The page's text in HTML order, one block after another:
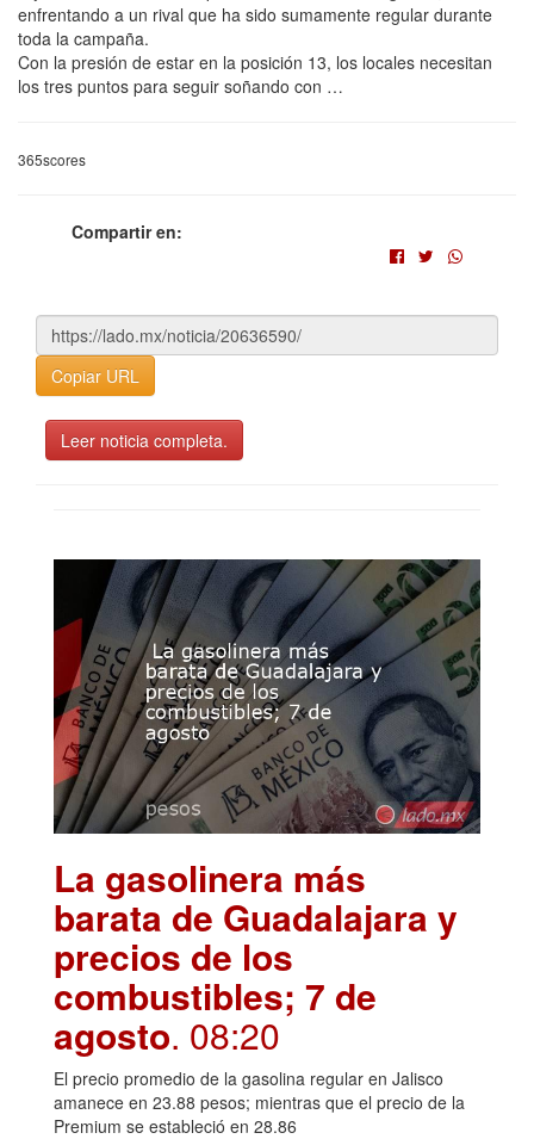
enfrentando a un rival que ha sido sumamente regular durante
toda la campaña.
Con la presión de estar en la posición 13, los locales necesitan
los tres puntos para seguir soñando con …
365scores
Compartir en:
Copiar URL
Leer noticia completa.
La gasolinera más
barata de Guadalajara y
precios de los
combustibles; 7 de
agosto. 08:20
El precio promedio de la gasolina regular en Jalisco
amanece en 23.88 pesos; mientras que el precio de la
Premium se estableció en 28.86